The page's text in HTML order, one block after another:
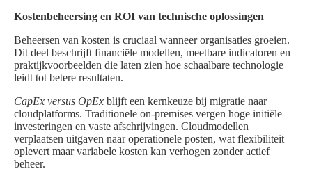
Kostenbeheersing en ROI van technische oplossingen
Beheersen van kosten is cruciaal wanneer organisaties groeien.
Dit deel beschrijft financiële modellen, meetbare indicatoren en
praktijkvoorbeelden die laten zien hoe schaalbare technologie
leidt tot betere resultaten.
CapEx versus OpEx blijft een kernkeuze bij migratie naar
cloudplatforms. Traditionele on‑premises vergen hoge initiële
investeringen en vaste afschrijvingen. Cloudmodellen
verplaatsen uitgaven naar operationele posten, wat flexibiliteit
oplevert maar variabele kosten kan verhogen zonder actief
beheer.